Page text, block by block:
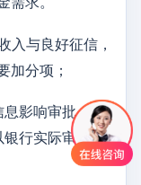
入与良好征信，
加分项；
影响审批；
银行实际审批为